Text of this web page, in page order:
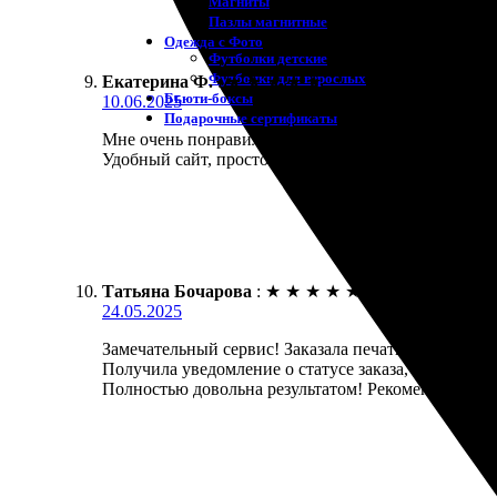
Пазлы магнитные
Одежда с Фото
Футболки детские
Футболки для взрослых
Бьюти-боксы
Подарочные сертификаты
Екатерина Ф. : ★ ★ ★ ★ ★
10.06.2025
Мне очень понравилась работа компании.
Удобный сайт, простой процесс заказа. Весьма
Татьяна Бочарова : ★ ★ ★ ★ ★
24.05.2025
Замечательный сервис! Заказала печать фото
Получила уведомление о статусе заказа, что
Полностью довольна результатом! Рекомендую